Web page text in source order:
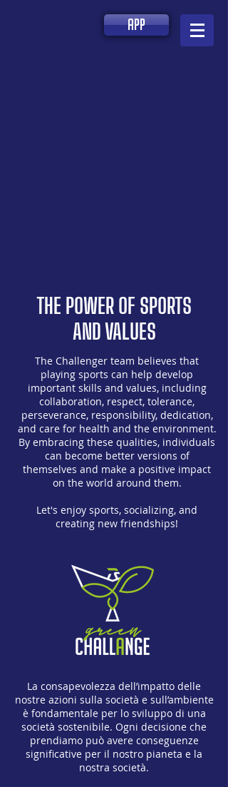
APP
THE POWER OF SPORTS
AND VALUES
The Challenger team believes that
playing sports can help develop
important skills and values, including
collaboration, respect, tolerance,
perseverance, responsibility, dedication,
and care for health and the environment.
By embracing these qualities, individuals
can become better versions of
themselves and make a positive impact
on the world around them.
Let's enjoy sports, socializing, and
creating new friendships!
La consapevolezza dell’impatto delle
nostre azioni sulla società e sull’ambiente
è fondamentale per lo sviluppo di una
società sostenibile. Ogni decisione che
prendiamo può avere conseguenze
significative per il nostro pianeta e la
nostra società.